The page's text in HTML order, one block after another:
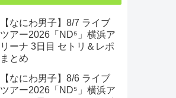
【なにわ男子】8/7 ライブ
ツアー2026「ND⁵」横浜ア
リーナ 3日目 セトリ＆レポ
まとめ
【なにわ男子】8/6 ライブ
ツアー2026「ND⁵」横浜ア